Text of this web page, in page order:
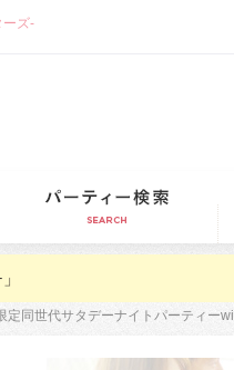
ーズ-
定同世代サタデーナイトパーティー